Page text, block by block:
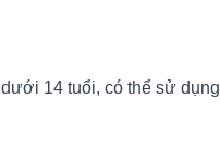
14 tuổi, có thể sử